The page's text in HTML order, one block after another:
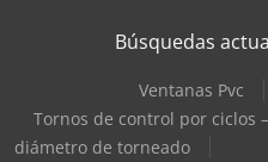
Búsquedas
Ventanas Pvc
Tornos de control por ciclos
diámetro de torneado